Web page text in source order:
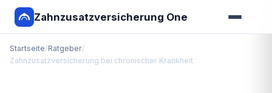
Zahnzusatzversicherung One
Startseite/Ratgeber/
Zahnzusatzversicherung bei chronischer Krankheit